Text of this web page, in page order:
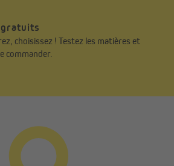
choisissez ! Testez les matières et
commander.